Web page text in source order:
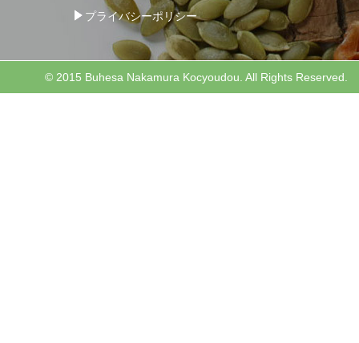
プライバシーポリシー
© 2015 Buhesa Nakamura Kocyoudou. All Rights Reserved.